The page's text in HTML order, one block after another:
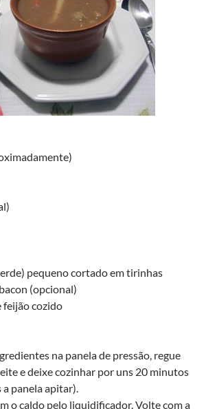
pequeno cortado em tirinhas
(opcional)
feijão cozido
na panela de pressão, regue
e deixe cozinhar por uns 20 minutos
panela apitar).
o caldo pelo liquidificador. Volte com a